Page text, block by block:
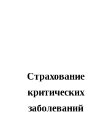
Страхование
критических
заболеваний